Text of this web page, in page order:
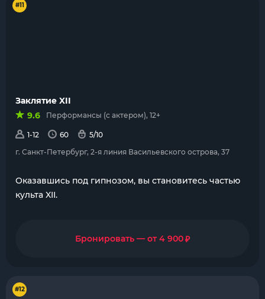
#11
Заклятие XII
9.6
Перформансы (с актером), 12+
1-12 60
5/10
г. Санкт-Петербург, 2-я линия Васильевского острова, 37
Оказавшись под гипнозом, вы становитесь частью
культа XII.
Бронировать — от 4 900₽
#12